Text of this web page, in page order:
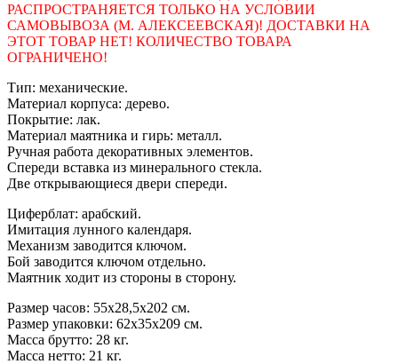
РАСПРОСТРАНЯЕТСЯ ТОЛЬКО НА УСЛОВИИ
САМОВЫВОЗА (М. АЛЕКСЕЕВСКАЯ)! ДОСТАВКИ НА
ЭТОТ ТОВАР НЕТ! КОЛИЧЕСТВО ТОВАРА
ОГРАНИЧЕНО!
Тип: механические.
Материал корпуса: дерево.
Покрытие: лак.
Материал маятника и гирь: металл.
Ручная работа декоративных элементов.
Спереди вставка из минерального стекла.
Две открывающиеся двери спереди.
Циферблат: арабский.
Имитация лунного календаря.
Механизм заводится ключом.
Бой заводится ключом отдельно.
Маятник ходит из стороны в сторону.
Размер часов: 55х28,5х202 см.
Размер упаковки: 62х35х209 см.
Масса брутто: 28 кг.
Масса нетто: 21 кг.